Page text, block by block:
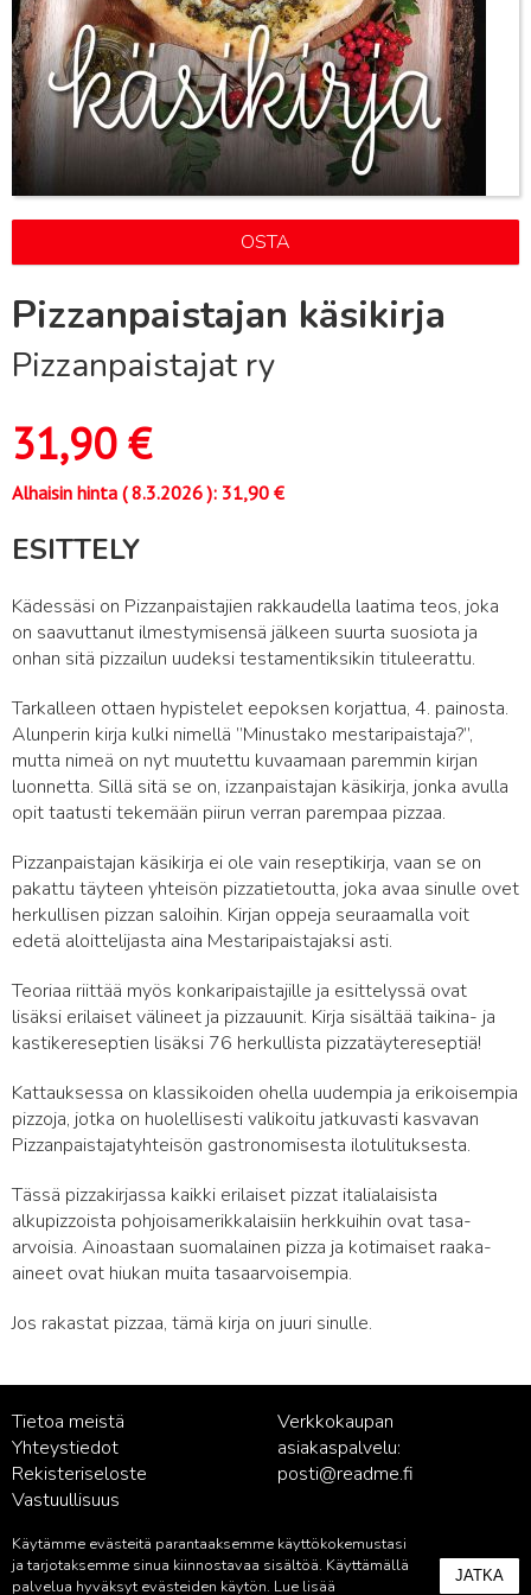
OSTA
Pizzanpaistajan käsikirja
Pizzanpaistajat ry
31,90€
Alhaisin hinta (8.3.2026): 31,90 €
ESITTELY
Kädessäsi on Pizzanpaistajien rakkaudella laatima teos, joka
on saavuttanut ilmestymisensä jälkeen suurta suosiota ja
onhan sitä pizzailun uudeksi testamentiksikin tituleerattu.
Tarkalleen ottaen hypistelet eepoksen korjattua, 4. painosta.
Alunperin kirja kulki nimellä ”Minustako mestaripaistaja?”,
mutta nimeä on nyt muutettu kuvaamaan paremmin kirjan
luonnetta. Sillä sitä se on, izzanpaistajan käsikirja, jonka avulla
opit taatusti tekemään piirun verran parempaa pizzaa.
Pizzanpaistajan käsikirja ei ole vain reseptikirja, vaan se on
pakattu täyteen yhteisön pizzatietoutta, joka avaa sinulle ovet
herkullisen pizzan saloihin. Kirjan oppeja seuraamalla voit
edetä aloittelijasta aina Mestaripaistajaksi asti.
Teoriaa riittää myös konkaripaistajille ja esittelyssä ovat
lisäksi erilaiset välineet ja pizzauunit. Kirja sisältää taikina- ja
kastikereseptien lisäksi 76 herkullista pizzatäytereseptiä!
Kattauksessa on klassikoiden ohella uudempia ja erikoisempia
pizzoja, jotka on huolellisesti valikoitu jatkuvasti kasvavan
Pizzanpaistajatyhteisön gastronomisesta ilotulituksesta.
Tässä pizzakirjassa kaikki erilaiset pizzat italialaisista
alkupizzoista pohjoisamerikkalaisiin herkkuihin ovat tasa-
arvoisia. Ainoastaan suomalainen pizza ja kotimaiset raaka-
aineet ovat hiukan muita tasaarvoisempia.
Jos rakastat pizzaa, tämä kirja on juuri sinulle.
Tietoa meistä
Yhteystiedot
Rekisteriseloste
Vastuullisuus
Verkkokaupan
asiakaspalvelu:
posti@readme.fi
Kustantamon asiakaspalvelu:
palvelu@readme.fi
Käytämme evästeitä parantaaksemme käyttökokemustasi
ja tarjotaksemme sinua kiinnostavaa sisältöä. Käyttämällä
palvelua hyväksyt evästeiden käytön. Lue lisää
JATKA